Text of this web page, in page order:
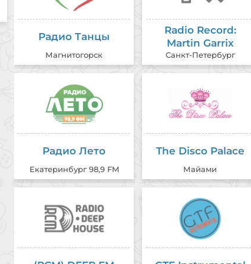
M Rainwater - Gonna Find Me A Bluebird
F Davis - Peppermint Twist Time
B Rydell - Good Time Baby
Радио Танцы
Магнитогорск
Radio Record:
Martin Garrix
Санкт-Петербург
Радио Лето
Екатеринбург 98,9 FM
The Disco Palace
Майами